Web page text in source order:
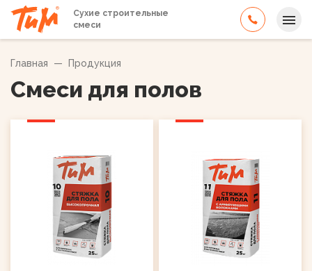
Сухие строительные
смеси
Главная — Продукция
Смеси для полов